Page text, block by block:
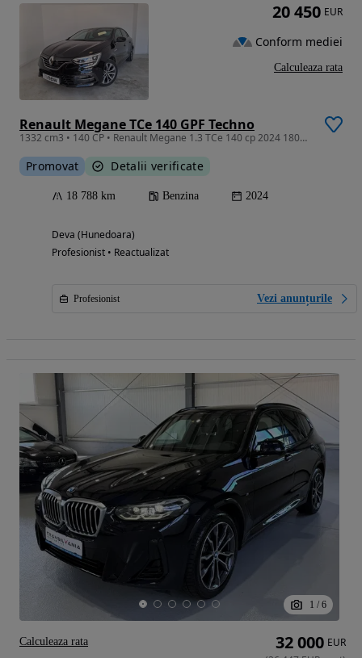
Renault Megane TCe 140 GPF Techno
1332 cm3 • 140 CP • Renault Megane 1.3 TCe 140 cp 2024 18000 km ca nou
Promovat Detalii verificate
18 788 km Benzina 2024
Deva (Hunedoara)
Profesionist • Reactualizat
Profesionist Vezi anunțurile
20 450 EUR
Conform mediei
Calculeaza rata
1 / 6
32 000 EUR
Calculeaza rata